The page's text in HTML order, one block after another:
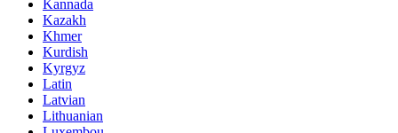
Kannada
Kazakh
Khmer
Kurdish
Kyrgyz
Latin
Latvian
Lithuanian